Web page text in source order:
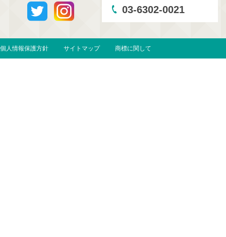
03-6302-0021
個人情報保護方針 サイトマップ 商標に関して